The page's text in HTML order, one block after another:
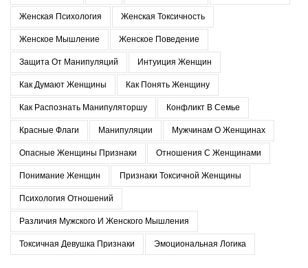
Женская Психология Женская Токсичность
Женское Мышление Женское Поведение
Защита От Манипуляций Интуиция Женщин
Как Думают Женщины Как Понять Женщину
Как Распознать Манипуляторшу Конфликт В Семье
Красные Флаги Манипуляции Мужчинам О Женщинах
Опасные Женщины Признаки Отношения С Женщинами
Понимание Женщин Признаки Токсичной Женщины
Психология Отношений
Различия Мужского И Женского Мышления
Токсичная Девушка Признаки Эмоциональная Логика